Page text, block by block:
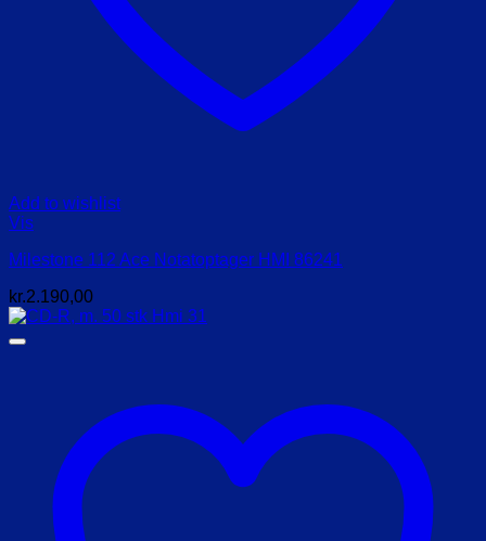
Add to wishlist
Vis
Milestone 112 Ace Notatoptager HMI 86241
kr.2.190,00